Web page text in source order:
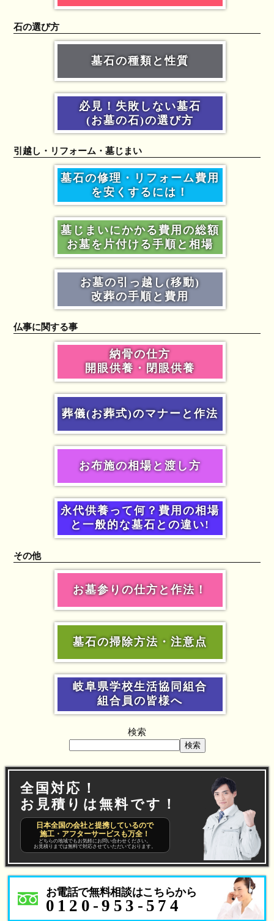
石の選び方
墓石の種類と性質
必見！失敗しない墓石
(お墓の石)の選び方
引越し・リフォーム・墓じまい
墓石の修理・リフォーム費用
を安くするには！
墓じまいにかかる費用の総額
お墓を片付ける手順と相場
お墓の引っ越し(移動)
改葬の手順と費用
仏事に関する事
納骨の仕方
開眼供養・閉眼供養
葬儀(お葬式)のマナーと作法
お布施の相場と渡し方
永代供養って何？費用の相場
と一般的な墓石との違い!
その他
お墓参りの仕方と作法！
墓石の掃除方法・注意点
岐阜県学校生活協同組合
組合員の皆様へ
検索
検索
全国対応！
お見積りは無料です！
日本全国の会社と提携しているので
施工・アフターサービスも万全！
どちらの地域でもお気軽にお問い合わせください。
お見積りまでは無料で対応させていただいております。
お電話で無料相談はこちらから
0120-953-574